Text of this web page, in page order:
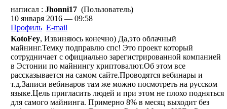
написал : Jhonni17 (Пользователь)
10 января 2016 — 09:58
Профиль E-mail
KotoFey, Извиняюсь конечно) Да,это облачный
майнинг.Темку подправлю спс! Это проект который
сотрудничает с официально зарегистрированной компанией
в Эстонии по майнингу криптовалют.Об этом все
рассказывается на самом сайте.Проводятся вебинары и
т.д.Записи вебинаров там же можно посмотреть на русском
языке.Цель пригласить людей и при этом не плохо подняться
для самого майнинга. Примерно 8% в месяц выходит без